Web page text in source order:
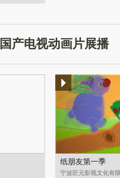
产电视动画片展播
纸朋友第一季
宁波匠元影视文化有